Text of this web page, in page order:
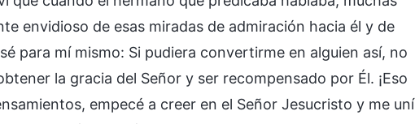
envidioso de esas miradas de admiración hacia él y de
para mí mismo: Si pudiera convertirme en alguien así, no
la gracia del Señor y ser recompensado por Él. ¡Eso
empecé a creer en el Señor Jesucristo y me uní